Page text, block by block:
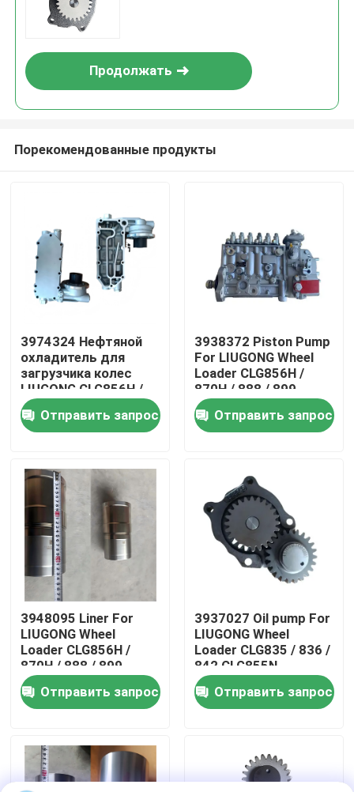
Дом
Продукты
Видео
О нас
Путешествие фабрики
Проверка качества
Свяжитесь мы
Новости
Блог
Продолжать
Порекомендованные продукты
3974324 Нефтяной
охладитель для
загрузчика колес
LIUGONG CLG856H /
870H / 888 / 899
Двигатель 6CT8.3 /
6CTA8.3 ISL9 / QSL9
Отправить запрос
3938372 Piston Pump
For LIUGONG Wheel
Loader CLG856H /
870H / 888 / 899
Excavator 925D /
930D / 936D Engine
6D114 QSC8.3
Отправить запрос
3948095 Liner For
LIUGONG Wheel
Loader CLG856H /
870H / 888 / 899
Excavator 939E/945E
Engine 6CT8.3 /
6CTA8.3 / 6CTAA8.3
Отправить запрос
3937027 Oil pump For
LIUGONG Wheel
Loader CLG835 / 836 /
842 CLG855N
Excavator 908C /
910E / 915D Engine
QSB3.9 / ISB4.5
Отправить запрос